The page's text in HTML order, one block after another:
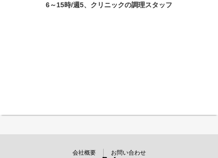
6～15時/週5、クリニックの調理スタッフ
会社概要 お問い合わせ